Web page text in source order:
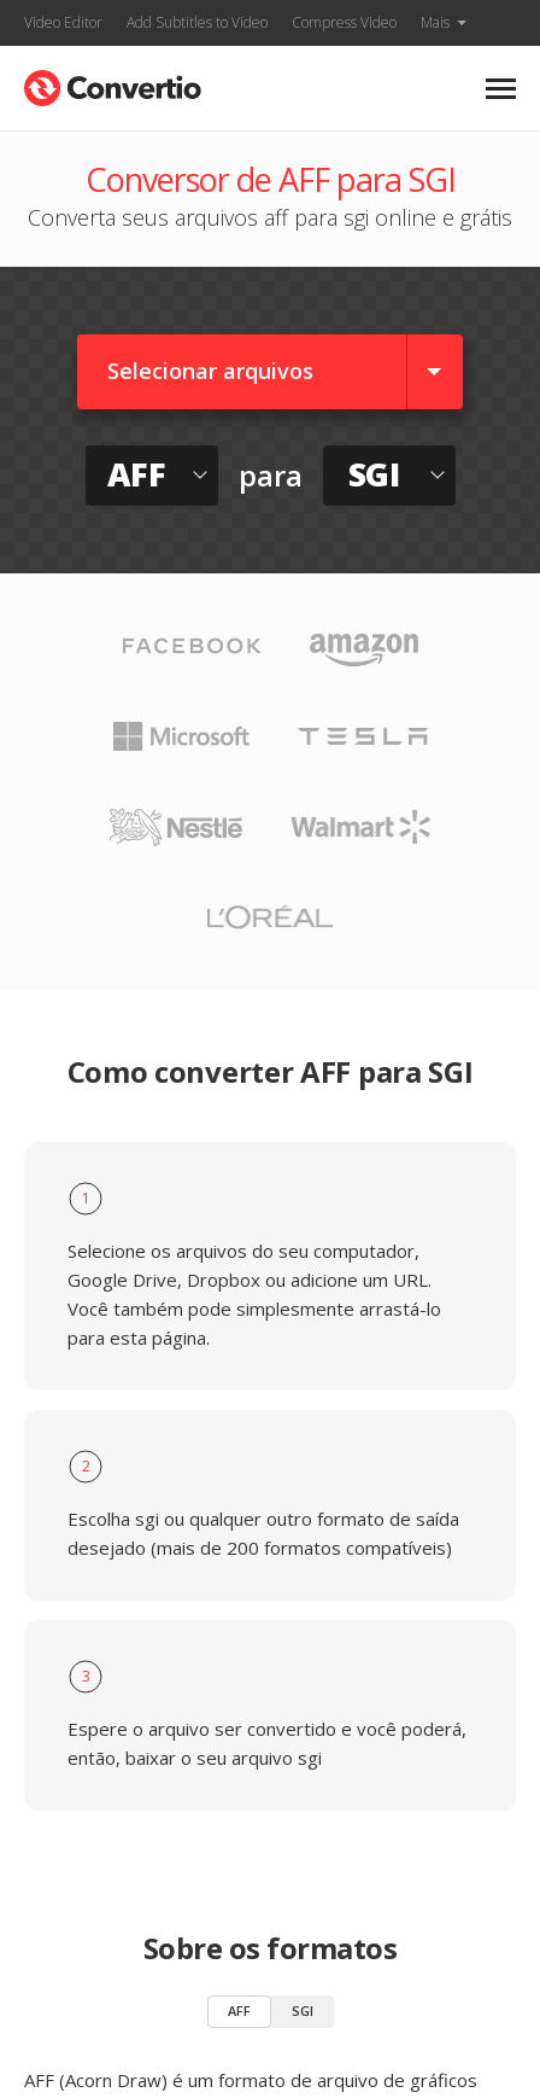
Video Editor Add Subtitles to Video Compress Video Mais
Conversor de AFF para SGI
Converta seus arquivos aff para sgi online e grátis
Selecionar arquivos
AFF para SGI
Como converter AFF para SGI
1
Selecione os arquivos do seu computador,
Google Drive, Dropbox ou adicione um URL.
Você também pode simplesmente arrastá-lo
para esta página.
2
Escolha sgi ou qualquer outro formato de saída
desejado (mais de 200 formatos compatíveis)
3
Espere o arquivo ser convertido e você poderá,
então, baixar o seu arquivo sgi
Sobre os formatos
AFF SGI
AFF (Acorn Draw) é um formato de arquivo de gráficos